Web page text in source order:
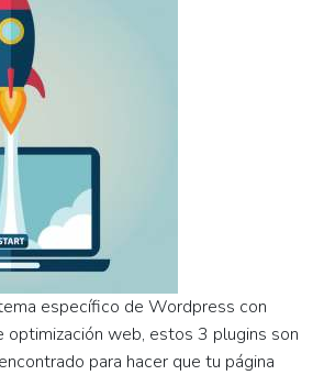
específico de Wordpress con
optimización web, estos 3 plugins son
para hacer que tu página